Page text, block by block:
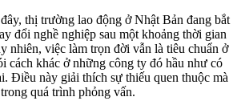
thị trường lao động ở Nhật Bản đang bắt
đổi nghề nghiệp sau một khoảng thời gian
nhiên, việc làm trọn đời vẫn là tiêu chuẩn ở
cách khác ở những công ty đó hầu như có
Điều này giải thích sự thiếu quen thuộc mà
quá trình phỏng vấn.